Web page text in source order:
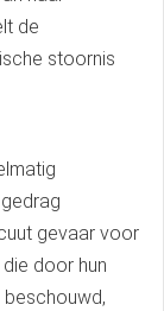
de
stoornis
gevaar voor
door hun